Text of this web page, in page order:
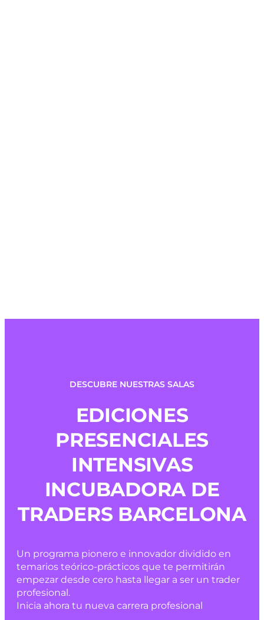
DESCUBRE NUESTRAS SALAS
EDICIONES
PRESENCIALES
INTENSIVAS
INCUBADORA DE
TRADERS BARCELONA
Un programa pionero e innovador dividido en
temarios teórico-prácticos que te permitirán
empezar desde cero hasta llegar a ser un trader
profesional.
Inicia ahora tu nueva carrera profesional